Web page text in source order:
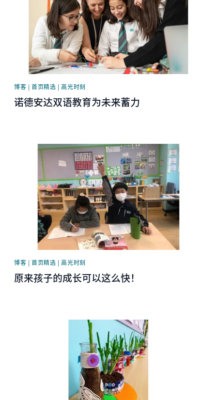
博客 | 首页精选 | 高光时刻
诺德安达双语教育为未来蓄力
News image
博客 | 首页精选 | 高光时刻
原来孩子的成长可以这么快！